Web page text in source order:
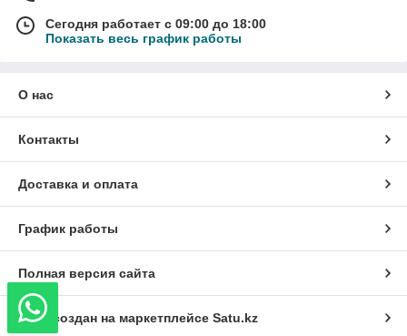
Сегодня работает с 09:00 до 18:00
Показать весь график работы
О нас
Контакты
Доставка и оплата
График работы
Полная версия сайта
Сайт создан на маркетплейсе Satu.kz